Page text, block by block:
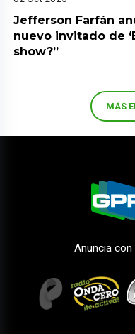
Jefferson Farfán
nuevo invitado de
show?”
MÁS
Anuncia